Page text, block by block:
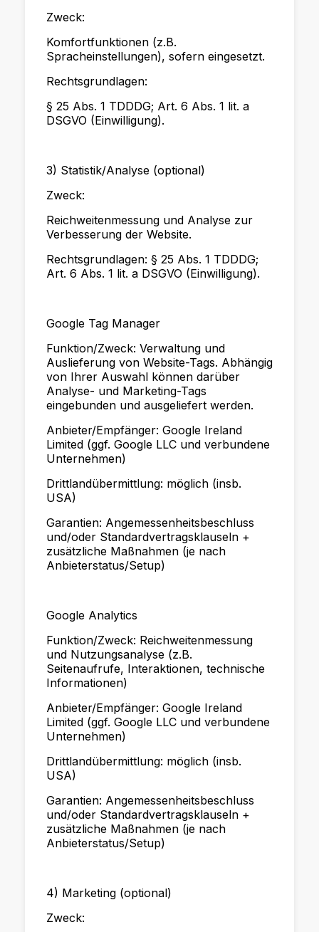
Zweck:
Komfortfunktionen (z.B.
Spracheinstellungen), sofern eingesetzt.
Rechtsgrundlagen:
§ 25 Abs. 1 TDDDG; Art. 6 Abs. 1 lit. a
DSGVO (Einwilligung).
3) Statistik/Analyse (optional)
Zweck:
Reichweitenmessung und Analyse zur
Verbesserung der Website.
Rechtsgrundlagen: § 25 Abs. 1 TDDDG;
Art. 6 Abs. 1 lit. a DSGVO (Einwilligung).
Google Tag Manager
Funktion/Zweck: Verwaltung und
Auslieferung von Website-Tags. Abhängig
von Ihrer Auswahl können darüber
Analyse- und Marketing-Tags
eingebunden und ausgeliefert werden.
Anbieter/Empfänger: Google Ireland
Limited (ggf. Google LLC und verbundene
Unternehmen)
Drittlandübermittlung: möglich (insb.
USA)
Garantien: Angemessenheitsbeschluss
und/oder Standardvertragsklauseln +
zusätzliche Maßnahmen (je nach
Anbieterstatus/Setup)
Google Analytics
Funktion/Zweck: Reichweitenmessung
und Nutzungsanalyse (z.B.
Seitenaufrufe, Interaktionen, technische
Informationen)
Anbieter/Empfänger: Google Ireland
Limited (ggf. Google LLC und verbundene
Unternehmen)
Drittlandübermittlung: möglich (insb.
USA)
Garantien: Angemessenheitsbeschluss
und/oder Standardvertragsklauseln +
zusätzliche Maßnahmen (je nach
Anbieterstatus/Setup)
4) Marketing (optional)
Zweck: